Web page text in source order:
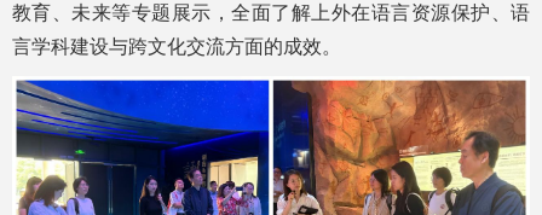
教育、未来等专题展示，全面了解上外在语言资源保护、语
言学科建设与跨文化交流方面的成效。